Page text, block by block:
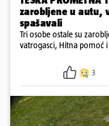
zarobljene u autu,
spašavali
Tri osobe ostale su
vatrogasci, Hitna pomoć
3